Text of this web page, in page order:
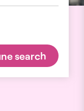
search